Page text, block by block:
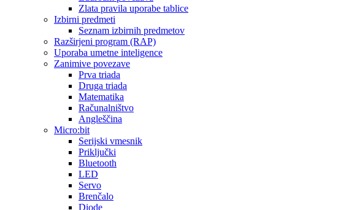
Zlata pravila uporabe tablice
Izbirni predmeti
Seznam izbirnih predmetov
Razširjeni program (RAP)
Uporaba umetne inteligence
Zanimive povezave
Prva triada
Druga triada
Matematika
Računalništvo
Angleščina
Micro:bit
Serijski vmesnik
Priključki
Bluetooth
LED
Servo
Brenčalo
Diode